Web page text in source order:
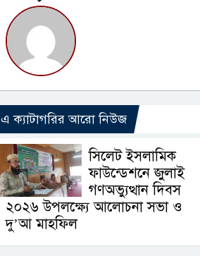
এ ক্যাটাগরির আরো নিউজ
সিলেট ইসলামিক
ফাউন্ডেশনে জুলাই
গণঅভ্যুত্থান দিবস
২০২৬ উপলক্ষ্যে আলোচনা সভা ও
দু’আ মাহফিল